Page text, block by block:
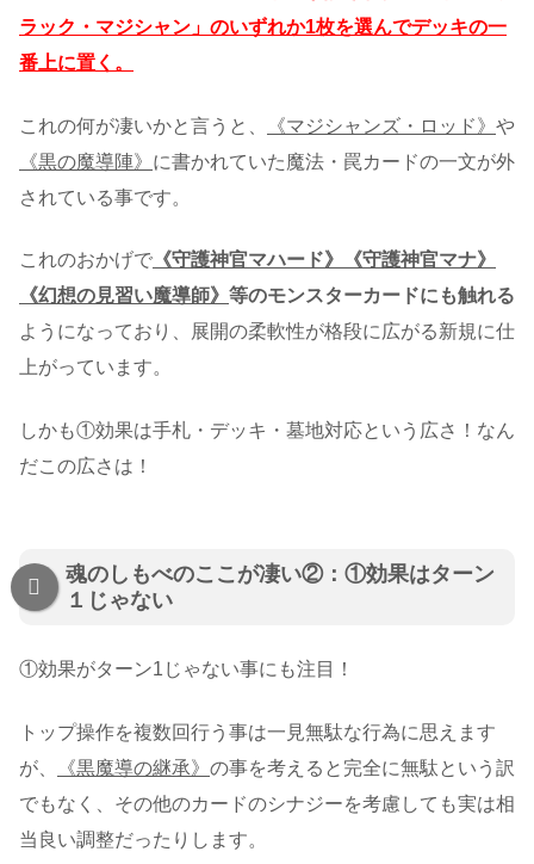
ラック・マジシャン」のいずれか1枚を選んでデッキの一
番上に置く。
これの何が凄いかと言うと、 《マジシャンズ・ロッド》 や
《黒の魔導陣》 に書かれていた魔法・罠カードの一文が外
されている事です。
これのおかげで 《守護神官マハード》《守護神官マナ》
《幻想の見習い魔導師》 等のモンスターカードにも触れる
ようになっており、展開の柔軟性が格段に広がる新規に仕
上がっています。
しかも①効果は手札・デッキ・墓地対応という広さ！なん
だこの広さは！
魂のしもべのここが凄い②：①効果はターン
１じゃない
①効果がターン1じゃない事にも注目！
トップ操作を複数回行う事は一見無駄な行為に思えます
が、
《黒魔導の継承》 の事を考えると完全に無駄という訳
でもなく、その他のカードのシナジーを考慮しても実は相
当良い調整だったりします。